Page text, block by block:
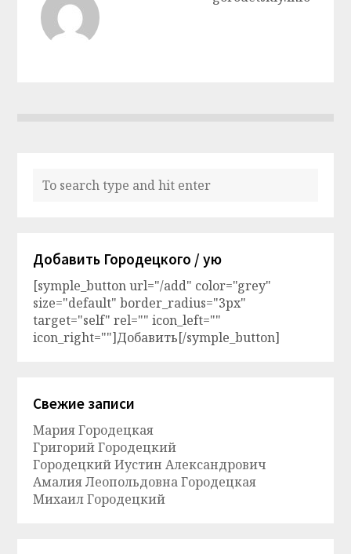
Добавить Городецкого / ую
[symple_button url="/add" color="grey"
size="default" border_radius="3px"
target="self" rel="" icon_left=""
icon_right=""]Добавить[/symple_button]
Свежие записи
Мария Городецкая
Григорий Городецкий
Городецкий Иустин Александрович
Амалия Леопольдовна Городецкая
Михаил Городецкий